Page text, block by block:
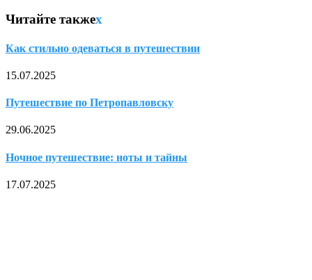
Читайте такжеx
Как стильно одеваться в путешествии
15.07.2025
Путешествие по Петропавловску
29.06.2025
Ночное путешествие: ноты и тайны
17.07.2025